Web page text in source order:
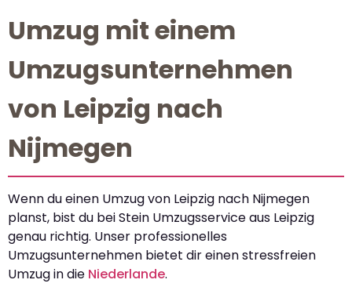
Umzug mit einem
Umzugsunternehmen
von Leipzig nach
Nijmegen
Wenn du einen Umzug von Leipzig nach Nijmegen
planst, bist du bei Stein Umzugsservice aus Leipzig
genau richtig. Unser professionelles
Umzugsunternehmen bietet dir einen stressfreien
Umzug in die Niederlande.